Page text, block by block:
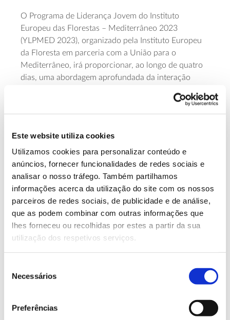
Este website utiliza cookies
Utilizamos cookies para personalizar conteúdo e
anúncios, fornecer funcionalidades de redes sociais e
analisar o nosso tráfego. Também partilhamos
informações acerca da utilização do site com os nossos
parceiros de redes sociais, de publicidade e de análise,
que as podem combinar com outras informações que
lhes forneceu ou recolhidas por estes a partir da sua
utilização dos respetivos serviços.
Necessários
Preferências
O Programa de Liderança Jovem do Instituto
Europeu das Florestas – Mediterrâneo 2023
(YLPMED 2023), organizado pela Instituto Europeu
da Floresta em parceria com a União para o
Mediterrâneo, irá proporcionar, ao longo de quatro
dias, uma abordagem aprofundada da interação
mediterrânicas e as paisagens culturais. Explorará
também as potenciais oportunidades para o
biodiversidade, o risco de incêndio na região
mediterrânica e o papel das práticas de gestão
florestal na mitigação do risco de incêndios
florestais.
Saber mais
13.07.2026
conhecer para conservar